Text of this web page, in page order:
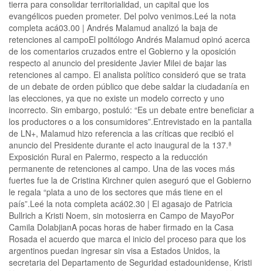
tierra para consolidar territorialidad, un capital que los
evangélicos pueden prometer. Del polvo venimos.Leé la nota
completa acá03.00 | Andrés Malamud analizó la baja de
retenciones al campoEl politólogo Andrés Malamud opinó acerca
de los comentarios cruzados entre el Gobierno y la oposición
respecto al anuncio del presidente Javier Milei de bajar las
retenciones al campo. El analista político consideró que se trata
de un debate de orden público que debe saldar la ciudadanía en
las elecciones, ya que no existe un modelo correcto y uno
incorrecto. Sin embargo, postuló: “Es un debate entre beneficiar a
los productores o a los consumidores”.Entrevistado en la pantalla
de LN+, Malamud hizo referencia a las críticas que recibió el
anuncio del Presidente durante el acto inaugural de la 137.ª
Exposición Rural en Palermo, respecto a la reducción
permanente de retenciones al campo. Una de las voces más
fuertes fue la de Cristina Kirchner quien aseguró que el Gobierno
le regala “plata a uno de los sectores que más tiene en el
país”.Leé la nota completa acá02.30 | El agasajo de Patricia
Bullrich a Kristi Noem, sin motosierra en Campo de MayoPor
Camila DolabjianA pocas horas de haber firmado en la Casa
Rosada el acuerdo que marca el inicio del proceso para que los
argentinos puedan ingresar sin visa a Estados Unidos, la
secretaria del Departamento de Seguridad estadounidense, Kristi